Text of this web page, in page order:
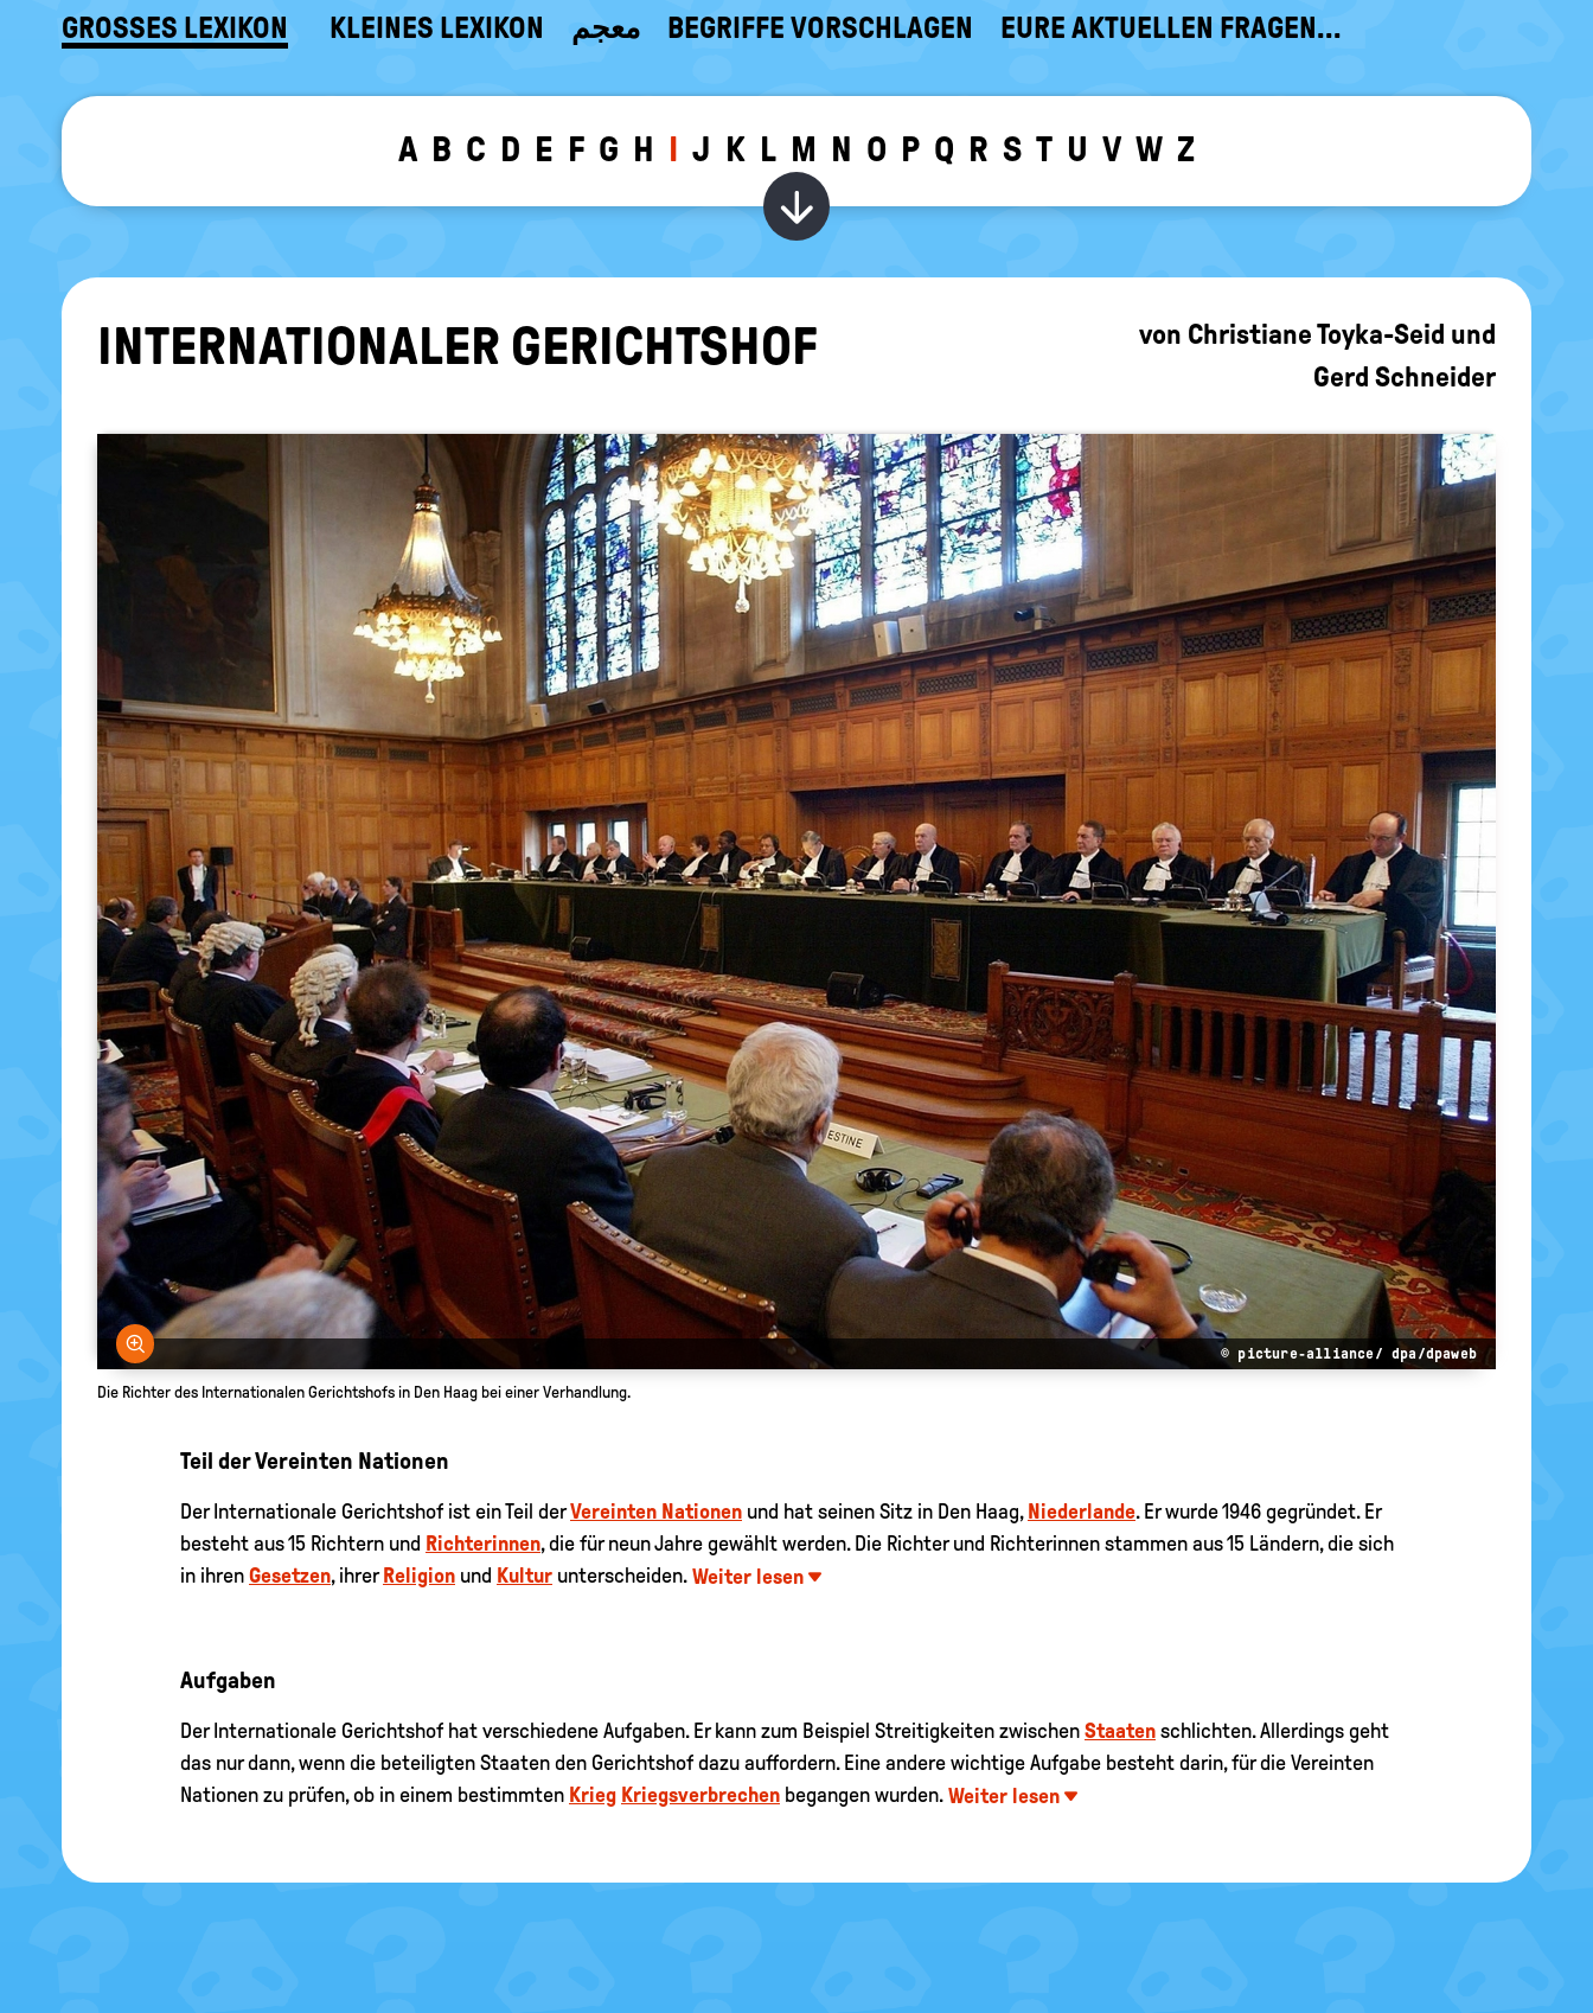
GROSSES LEXIKON KLEINES LEXIKON معجم BEGRIFFE VORSCHLAGEN EURE AKTUELLEN FRAGEN...
A B C D E F G H I J K L M N O P Q R S T U V W Z
Wörter zu dem gewählten Buchstaben ein-/
IN­TER­NA­TIO­NA­LER GE­RICHTS­HOF von Christiane Toyka-Seid und
Gerd Schneider
Bild vergrößern
© picture-alliance/ dpa/dpaweb
Die Richter des Internationalen Gerichtshofs in Den Haag bei einer Verhandlung.
Teil der Vereinten Nationen
Der Internationale Gerichtshof ist ein Teil derVereinten Nationen und hat seinen Sitz in Den Haag, Niederlande. Er wurde 1946 gegründet. Er
besteht aus 15 Richtern und Richterinnen, die für neun Jahre gewählt werden. Die Richter und Richterinnen stammen aus 15 Ländern, die sich
in ihren Gesetzen, ihrerReligion und Kultur unterscheiden. Weiter lesen
Aufgaben
Der Internationale Gerichtshof hat verschiedene Aufgaben. Er kann zum Beispiel Streitigkeiten zwischen Staaten schlichten. Allerdings geht
das nur dann, wenn die beteiligten Staaten den Gerichtshof dazu auffordern. Eine andere wichtige Aufgabe besteht darin, für die Vereinten
Nationen zu prüfen, ob in einem bestimmten Krieg Kriegsverbrechen begangen wurden. Weiter lesen